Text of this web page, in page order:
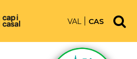
VAL CAS